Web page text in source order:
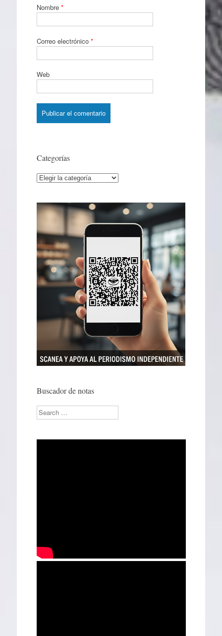
Nombre *
Correo electrónico *
Web
Categorías
Categorías
Buscador de notas
Search